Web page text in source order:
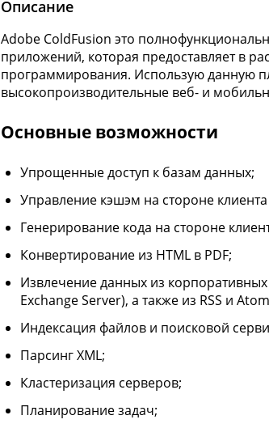
Описание
Adobe ColdFusion это
приложений, которая предоставляет в
программирования. Использую данную
высокопроизводительные веб- и
Основные возможности
Упрощенные доступ к базам данных;
Управление кэшэм на стороне
Генерирование кода на стороне
Конвертирование из HTML в PDF;
Извлечение данных из корпоративных
Exchange Server), а также из RSS и
Индексация файлов и поисковой
Парсинг XML;
Кластеризация серверов;
Планирование задач;